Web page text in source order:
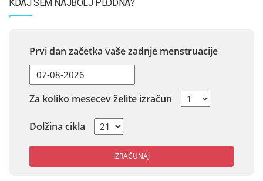
KDAJ SEM NAJBOLJ PLODNA?
Prvi dan začetka vaše zadnje menstruacije
Za koliko mesecev želite izračun
Dolžina cikla
IZRAČUNAJ